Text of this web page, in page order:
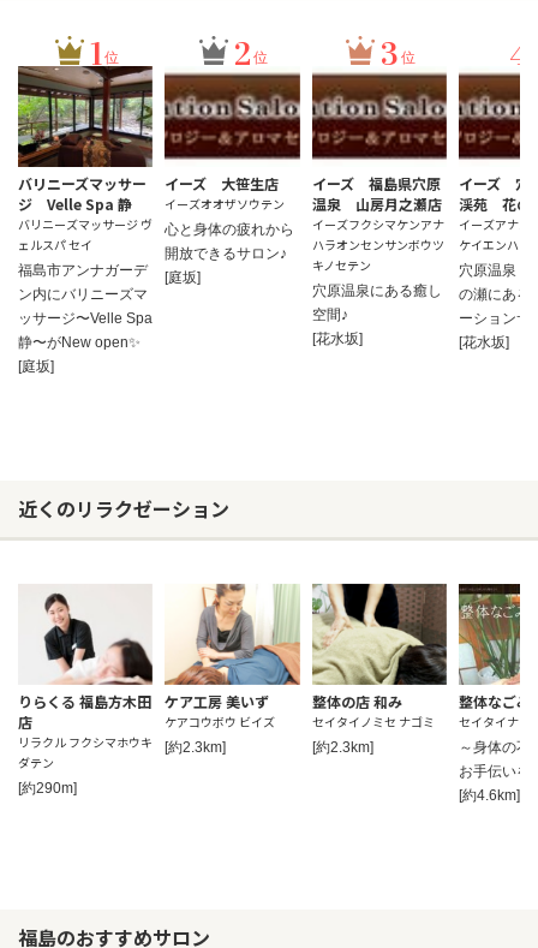
お問い合わせ
1位
バリニーズマッサー
ジ Velle Spa 静
バリニーズマッサージ ヴ
ェルスパ セイ
福島市アンナガーデ
ン内にバリニーズマ
ッサージ〜Velle Spa
静〜がNew open✨
[庭坂]
2 位
イーズ 大笹生店
イーズオオザソウテン
心と身体の疲れから
開放できるサロン♪
[庭坂]
3 位
イーズ 福島県穴原
温泉 山房月之瀬店
イーズフクシマケンアナ
ハラオンセンサンボウツ
キノセテン
穴原温泉にある癒し
空間♪
[花水坂]
4
イーズ 穴
渓苑 花の
イーズアナハ
ケイエンハナ
穴原温泉
の瀬にある
ーション
[花水坂]
近くのリラクゼーション
りらくる 福島方木田
店
リラクル フクシマホウキ
ダテン
[約290m]
ケア工房 美いず
ケアコウボウ ビイズ
[約2.3km]
整体の店 和み
セイタイノミセ ナゴミ
[約2.3km]
整体なごみ
セイタイナゴ
～身体の不
お手伝いを
[約4.6km]
福島のおすすめサロン